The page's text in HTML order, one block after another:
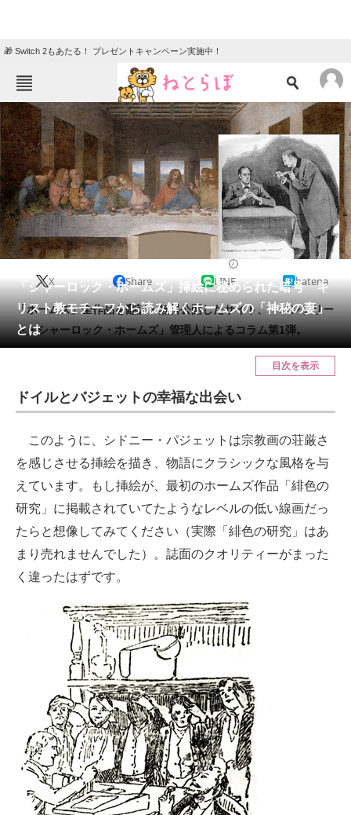
🎁 Switch 2もあたる！ プレゼントキャンペーン実施中！
ねとらぼメニュー
TOP ニュース
エンタメ クイズ
グルメ 地域
住まい 教育・育児
動物 リサーチ
会員記事
メディア
注目記事を集めた総合ページ
好きが集まる 比べて選べる
AI活用のいまが分かる
経営リーダーのコミュニティ
マーケ×ITの今がよく分かる
ITエンジニア向け専門サイト
企業向けIT製品の総合サイト
IT製品の技術・比較・事例
製造業のIT導入・活用を支援
「シャーロック・ホームズ」挿絵に秘められた暗号 キ
リスト教モチーフから読み解くホームズの「神秘の妻」
とは
X Share LINE hatena
「ホームズ」全作品を翻訳・無料公開したサイト、「コンプリー
ト・シャーロック・ホームズ」管理人によるコラム第1弾。
目次を表示
ドイルとバジェットの幸福な出会い
このように、シドニー・パジェットは宗教画の荘厳さ
を感じさせる挿絵を描き、物語にクラシックな風格を与
えています。もし挿絵が、最初のホームズ作品「緋色の
研究」に掲載されていてたようなレベルの低い線画だっ
たらと想像してみてください（実際「緋色の研究」はあ
まり売れませんでした）。誌面のクオリティーがまった
く違ったはずです。